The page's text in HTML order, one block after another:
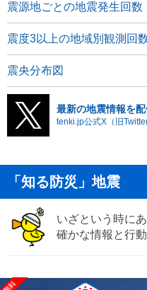
震源地ごとの地震発生回数
震度3以上の地域別観測回
震央分布図
最新の地震情報を
tenki.jp公式X（旧
「知る防災」地震
いざという時に
確かな情報と行